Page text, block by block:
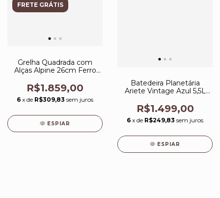
FRETE GRÁTIS
Grelha Quadrada com
Alças Alpine 26cm Ferro
R$1.859,00
6 x de R$309,83 sem juros
ESPIAR
Batedeira Planetária
Ariete Vintage Azul 5,5L
R$1.499,00
6 x de R$249,83 sem juros
ESPIAR